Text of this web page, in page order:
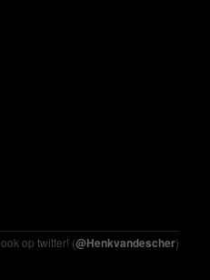
ook op twitter! (@Henkvandescher)